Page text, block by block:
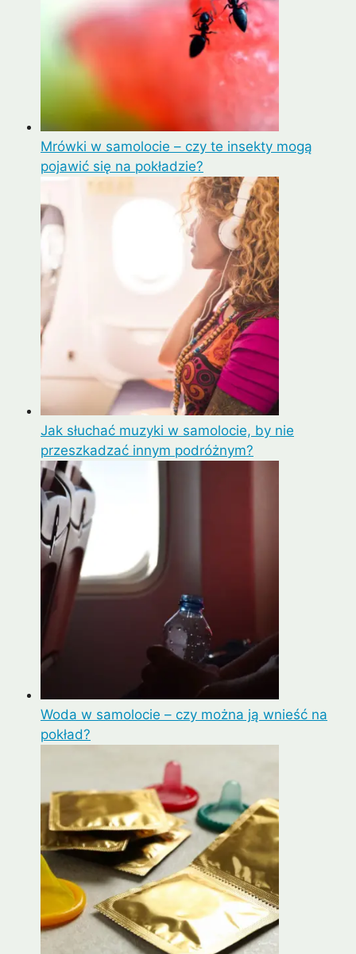
Mrówki w samolocie – czy te insekty mogą
pojawić się na pokładzie?
Jak słuchać muzyki w samolocie, by nie
przeszkadzać innym podróżnym?
Woda w samolocie – czy można ją wnieść na
pokład?